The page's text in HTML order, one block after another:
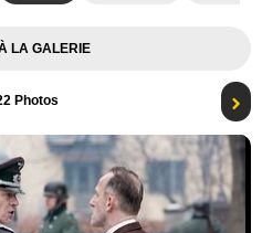
LA GALERIE
Photos